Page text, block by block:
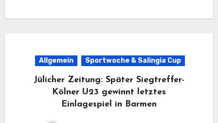
Allgemein Sportwoche & Salingia Cup
Jülicher Zeitung: Später Siegtreffer-
Kölner U23 gewinnt letztes
Einlagespiel in Barmen